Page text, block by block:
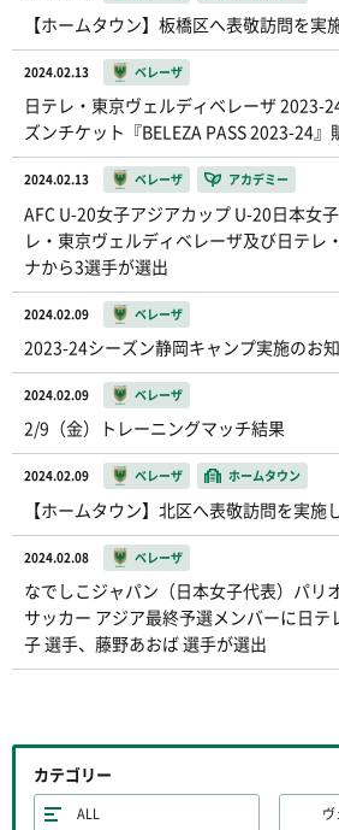
【ホームタウン】板橋区へ表敬訪問を実
2024.02.13 ベレーザ
日テレ・東京ヴェルディベレーザ 2023-
ズンチケット『BELEZA PASS 2023-24
2024.02.13 ベレーザ アカデミー
AFC U-20女子アジアカップ U-20日本女
レ・東京ヴェルディベレーザ及び日テレ
ナから3選手が選出
2024.02.09 ベレーザ
2023-24シーズン静岡キャンプ実施のお
2024.02.09 ベレーザ
2/9（金）トレーニングマッチ結果
2024.02.09 ベレーザ ホームタウン
【ホームタウン】北区へ表敬訪問を実施
2024.02.08 ベレーザ
なでしこジャパン（日本女子代表）パリ
サッカー アジア最終予選メンバーに日
子 選手、藤野あおば 選手が選出
カテゴリー
ALL